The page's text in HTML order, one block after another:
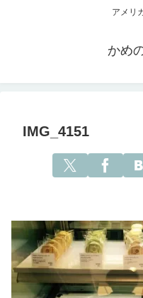
アメリ
かめ
IMG_4151